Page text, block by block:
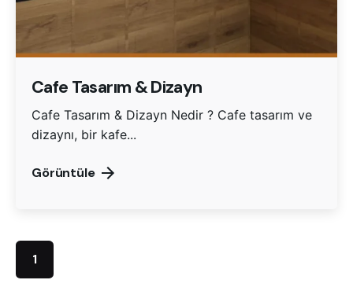
Cafe Tasarım & Dizayn
Cafe Tasarım & Dizayn Nedir ? Cafe tasarım ve
dizaynı, bir kafe...
Görüntüle
1